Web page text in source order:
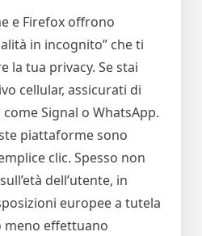
e Firefox offrono
in incognito” che ti
la tua privacy. Se stai
cellular, assicurati di
Signal o WhatsApp.
piattaforme sono
clic. Spesso non
dell’utente, in
europee a tutela
meno effettuano